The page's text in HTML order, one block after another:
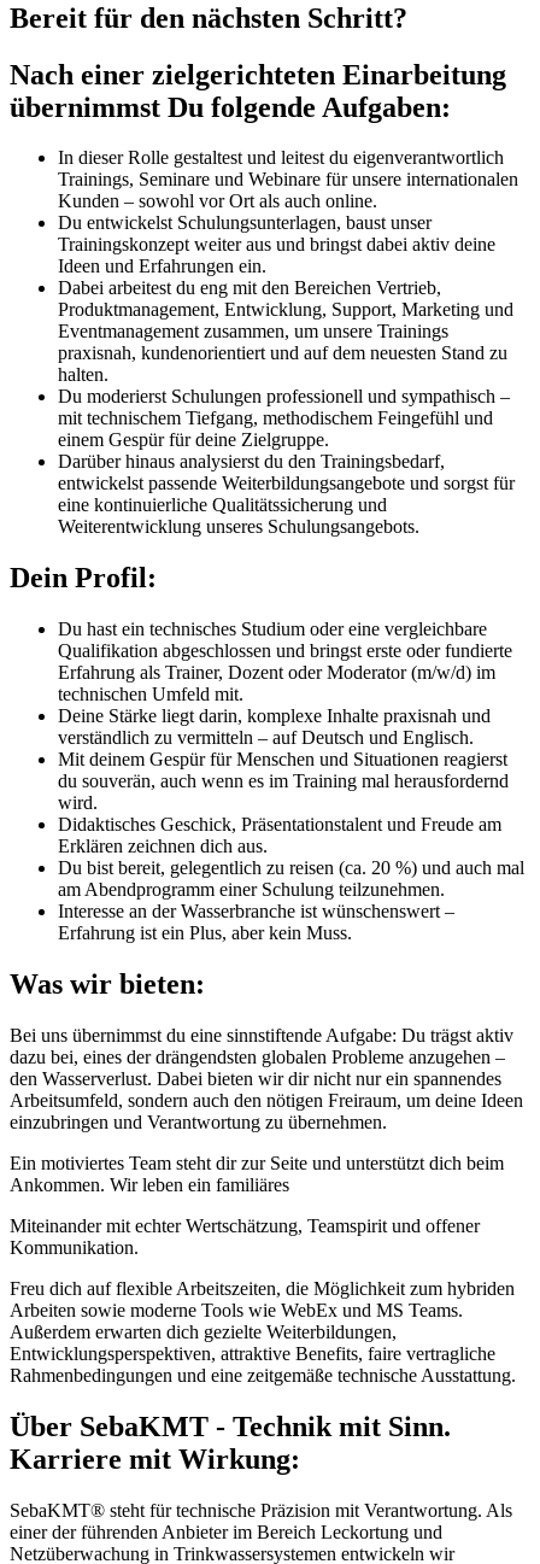
Bereit für den nächsten Schritt?
Nach einer zielgerichteten Einarbeitung
übernimmst Du folgende Aufgaben:
In dieser Rolle gestaltest und leitest du eigenverantwortlich
Trainings, Seminare und Webinare für unsere internationalen
Kunden – sowohl vor Ort als auch online.
Du entwickelst Schulungsunterlagen, baust unser
Trainingskonzept weiter aus und bringst dabei aktiv deine
Ideen und Erfahrungen ein.
Dabei arbeitest du eng mit den Bereichen Vertrieb,
Produktmanagement, Entwicklung, Support, Marketing und
Eventmanagement zusammen, um unsere Trainings
praxisnah, kundenorientiert und auf dem neuesten Stand zu
halten.
Du moderierst Schulungen professionell und sympathisch –
mit technischem Tiefgang, methodischem Feingefühl und
einem Gespür für deine Zielgruppe.
Darüber hinaus analysierst du den Trainingsbedarf,
entwickelst passende Weiterbildungsangebote und sorgst für
eine kontinuierliche Qualitätssicherung und
Weiterentwicklung unseres Schulungsangebots.
Dein Profil:
Du hast ein technisches Studium oder eine vergleichbare
Qualifikation abgeschlossen und bringst erste oder fundierte
Erfahrung als Trainer, Dozent oder Moderator (m/w/d) im
technischen Umfeld mit.
Deine Stärke liegt darin, komplexe Inhalte praxisnah und
verständlich zu vermitteln – auf Deutsch und Englisch.
Mit deinem Gespür für Menschen und Situationen reagierst
du souverän, auch wenn es im Training mal herausfordernd
wird.
Didaktisches Geschick, Präsentationstalent und Freude am
Erklären zeichnen dich aus.
Du bist bereit, gelegentlich zu reisen (ca. 20 %) und auch mal
am Abendprogramm einer Schulung teilzunehmen.
Interesse an der Wasserbranche ist wünschenswert –
Erfahrung ist ein Plus, aber kein Muss.
Was wir bieten:
Bei uns übernimmst du eine sinnstiftende Aufgabe: Du trägst aktiv
dazu bei, eines der drängendsten globalen Probleme anzugehen –
den Wasserverlust. Dabei bieten wir dir nicht nur ein spannendes
Arbeitsumfeld, sondern auch den nötigen Freiraum, um deine Ideen
einzubringen und Verantwortung zu übernehmen.
Ein motiviertes Team steht dir zur Seite und unterstützt dich beim
Ankommen. Wir leben ein familiäres
Miteinander mit echter Wertschätzung, Teamspirit und offener
Kommunikation.
Freu dich auf flexible Arbeitszeiten, die Möglichkeit zum hybriden
Arbeiten sowie moderne Tools wie WebEx und MS Teams.
Außerdem erwarten dich gezielte Weiterbildungen,
Entwicklungsperspektiven, attraktive Benefits, faire vertragliche
Rahmenbedingungen und eine zeitgemäße technische Ausstattung.
Über SebaKMT - Technik mit Sinn.
Karriere mit Wirkung:
SebaKMT® steht für technische Präzision mit Verantwortung. Als
einer der führenden Anbieter im Bereich Leckortung und
Netzüberwachung in Trinkwassersystemen entwickeln wir